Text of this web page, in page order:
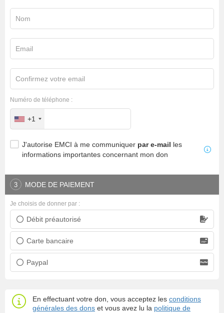
Nom
Email
Confirmez votre email
Numéro de téléphone :
+1
J'autorise EMCI à me communiquer par e-mail les
informations importantes concernant mon don
3 MODE DE PAIEMENT
Débit préautorisé
Prélèvement bancaire
Carte bancaire
Carte bancaire
Paypal
Paypal
Je choisis de donner par :
En effectuant votre don, vous acceptez les conditions
générales des dons et vous avez lu la politique de